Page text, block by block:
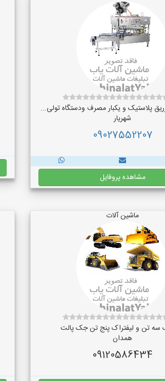
پلاستیک و یکبار مصرف ودستگاه تولی...
شهریار
09027552207
مشاهده پروفایل
ماشین آلات
سه تن و لیفتراک پنج تن جک پالت
همدان
09120586434